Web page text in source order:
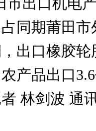
同期莆田
出口橡胶轮
产品出口
林剑波 通